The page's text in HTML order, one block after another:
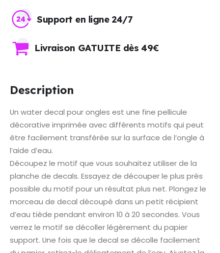
Support en ligne 24/7
Livraison GATUITE dès 49€
Description
Un water decal pour ongles est une fine pellicule
décorative imprimée avec différents motifs qui peut
être facilement transférée sur la surface de l’ongle à
l’aide d’eau.
Découpez le motif que vous souhaitez utiliser de la
planche de decals. Essayez de découper le plus près
possible du motif pour un résultat plus net. Plongez le
morceau de decal découpé dans un petit récipient
d’eau tiède pendant environ 10 à 20 secondes. Vous
verrez le motif se décoller légèrement du papier
support. Une fois que le decal se décolle facilement